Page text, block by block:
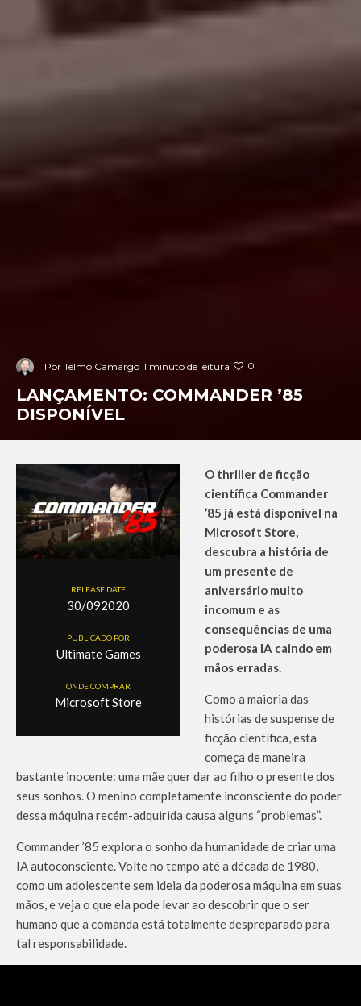
Por Telmo Camargo 1 minuto de leitura 0
LANÇAMENTO: COMMANDER ’85
DISPONÍVEL
RELEASE DATE
30/092020
PUBLICADO POR
Ultimate Games
ONDE COMPRAR
Microsoft Store
O thriller de ficção
científica Commander
’85 já está disponível na
Microsoft Store,
descubra a história de
um presente de
aniversário muito
incomum e as
consequências de uma
poderosa IA caindo em
mãos erradas.
Como a maioria das
histórias de suspense de
ficção científica, esta
começa de maneira
bastante inocente: uma mãe quer dar ao filho o presente dos
seus sonhos. O menino completamente inconsciente do poder
dessa máquina recém-adquirida causa alguns “problemas”.
Commander ’85 explora o sonho da humanidade de criar uma
IA autoconsciente. Volte no tempo até a década de 1980,
como um adolescente sem ideia da poderosa máquina em suas
mãos, e veja o que ela pode levar ao descobrir que o ser
humano que a comanda está totalmente despreparado para
tal responsabilidade.